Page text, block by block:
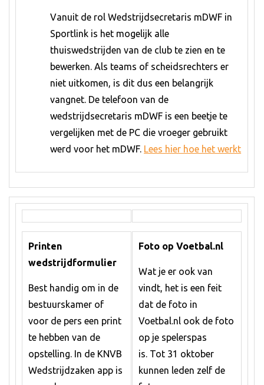
Vanuit de rol Wedstrijdsecretaris mDWF in
Sportlink is het mogelijk alle
thuiswedstrijden van de club te zien en te
bewerken. Als teams of scheidsrechters er
niet uitkomen, is dit dus een belangrijk
vangnet. De telefoon van de
wedstrijdsecretaris mDWF is een beetje te
vergelijken met de PC die vroeger gebruikt
werd voor het mDWF. Lees hier hoe het werkt
Printen
wedstrijdformulier
Best handig om in de
bestuurskamer of
voor de pers een print
te hebben van de
opstelling. In de KNVB
Wedstrijdzaken app is
Foto op Voetbal.nl
Wat je er ook van
vindt, het is een feit
dat de foto in
Voetbal.nl ook de foto
op je spelerspas
is. Tot 31 oktober
kunnen leden zelf de